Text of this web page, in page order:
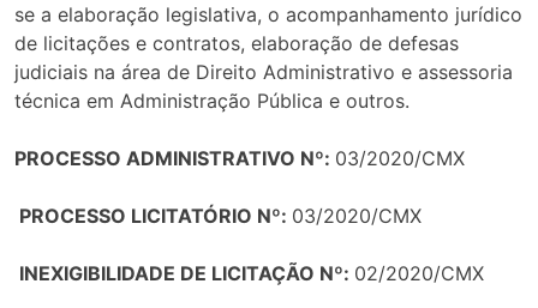
se a elaboração legislativa, o acompanhamento jurídico
de licitações e contratos, elaboração de defesas
judiciais na área de Direito Administrativo e assessoria
técnica em Administração Pública e outros.
PROCESSO ADMINISTRATIVO Nº: 03/2020/CMX
PROCESSO LICITATÓRIO Nº: 03/2020/CMX
INEXIGIBILIDADE DE LICITAÇÃO Nº: 02/2020/CMX